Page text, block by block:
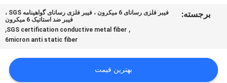
بگیرید
برجسته:
فیبر فلزی رسانای 6 میکرون ، فیبر فلزی رسانای گواهینامه SGS ،
فیبر ضد استاتیک 6 میکرون
,
SGS certification conductive metal fiber
,
6micron anti static fiber
بهترین قیمت